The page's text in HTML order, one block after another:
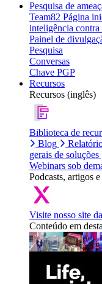
Pesquisa de
Team82 Página
inteligência contra
Painel de
Pesquisa
Conversas
Chave PGP
Recursos
Recursos (inglês)
Biblioteca de
Blog
gerais de soluções
Webinars sob
Podcasts, artigos
Visite nosso site
Conteúdo em